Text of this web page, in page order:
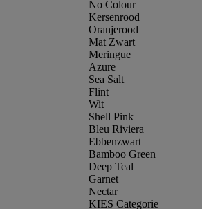
No Colour
Kersenrood
Oranjerood
Mat Zwart
Meringue
Azure
Sea Salt
Flint
Wit
Shell Pink
Bleu Riviera
Ebbenzwart
Bamboo Green
Deep Teal
Garnet
Nectar
KIES Categorie